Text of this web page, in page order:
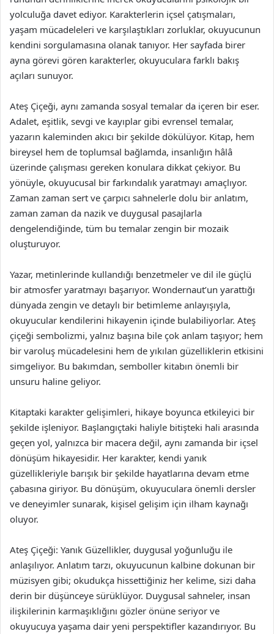
yolculuğa davet ediyor. Karakterlerin içsel çatışmaları,
yaşam mücadeleleri ve karşılaştıkları zorluklar, okuyucunun
kendini sorgulamasına olanak tanıyor. Her sayfada birer
ayna görevi gören karakterler, okuyuculara farklı bakış
açıları sunuyor.
Ateş Çiçeği, aynı zamanda sosyal temalar da içeren bir eser.
Adalet, eşitlik, sevgi ve kayıplar gibi evrensel temalar,
yazarın kaleminden akıcı bir şekilde dökülüyor. Kitap, hem
bireysel hem de toplumsal bağlamda, insanlığın hâlâ
üzerinde çalışması gereken konulara dikkat çekiyor. Bu
yönüyle, okuyucusal bir farkındalık yaratmayı amaçlıyor.
Zaman zaman sert ve çarpıcı sahnelerle dolu bir anlatım,
zaman zaman da nazik ve duygusal pasajlarla
dengelendiğinde, tüm bu temalar zengin bir mozaik
oluşturuyor.
Yazar, metinlerinde kullandığı benzetmeler ve dil ile güçlü
bir atmosfer yaratmayı başarıyor. Wondernaut’un yarattığı
dünyada zengin ve detaylı bir betimleme anlayışıyla,
okuyucular kendilerini hikayenin içinde bulabiliyorlar. Ateş
çiçeği sembolizmi, yalnız başına bile çok anlam taşıyor; hem
bir varoluş mücadelesini hem de yıkılan güzelliklerin etkisini
simgeliyor. Bu bakımdan, semboller kitabın önemli bir
unsuru haline geliyor.
Kitaptaki karakter gelişimleri, hikaye boyunca etkileyici bir
şekilde işleniyor. Başlangıçtaki haliyle bitişteki hali arasında
geçen yol, yalnızca bir macera değil, aynı zamanda bir içsel
dönüşüm hikayesidir. Her karakter, kendi yanık
güzellikleriyle barışık bir şekilde hayatlarına devam etme
çabasına giriyor. Bu dönüşüm, okuyuculara önemli dersler
ve deneyimler sunarak, kişisel gelişim için ilham kaynağı
oluyor.
Ateş Çiçeği: Yanık Güzellikler, duygusal yoğunluğu ile
anlaşılıyor. Anlatım tarzı, okuyucunun kalbine dokunan bir
müzisyen gibi; okudukça hissettiğiniz her kelime, sizi daha
derin bir düşünceye sürüklüyor. Duygusal sahneler, insan
ilişkilerinin karmaşıklığını gözler önüne seriyor ve
okuyucuya yaşama dair yeni perspektifler kazandırıyor. Bu